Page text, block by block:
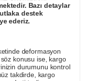
Bazı detaylar
destek
ederiz.
deformasyon
konusu ise, kargo
durumunu kontrol
takdirde, kargo